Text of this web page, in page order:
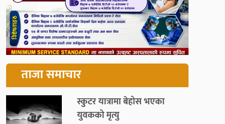
ताजा समाचार
स्कुटर यात्रामा बेहोस भएका
युवकको मृत्यु